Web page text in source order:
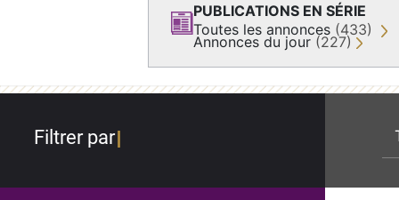
PUBLICATIONS EN SÉRIE
Toutes les annonces (433)
Annonces du jour (227)
Filtrer par